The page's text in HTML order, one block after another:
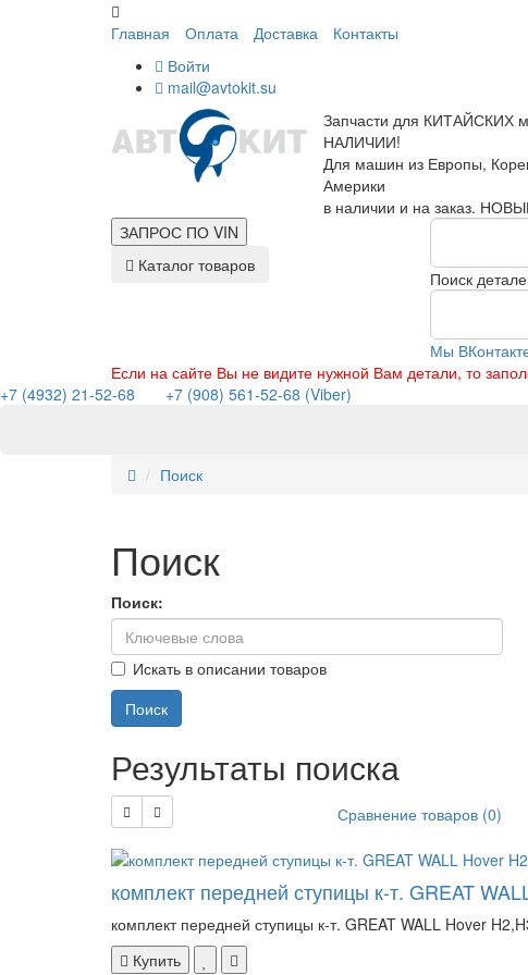
Главная Оплата Доставка
Контакты
Войти
mail@avtokit.su
Запчасти для КИТАЙСКИХ
НАЛИЧИИ!
Для машин из Европы,
Америки
в наличии и на заказ.
ЗАПРОС ПО VIN
Каталог товаров
Поиск
Мы
Если на сайте Вы не видите нужной Вам детали, то
+7 (4932) 21-52-68
+7 (908) 561-52-68 (Viber)
Поиск
Поиск
Поиск:
Искать в описании товаров
Результаты поиска
Сравнение товаров (0)
комплект передней ступицы к-т. GREAT
комплект передней ступицы к-т. GREAT WALL Hover
Купить